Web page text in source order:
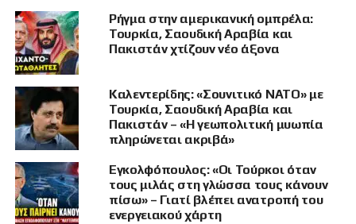
δημοσιεύματα που κυκλοφόρησαν σε
ελληνικές ιστοσελίδες.
Η εξέλιξη αυτή δεν σημαίνει ότι η Λευκωσία
εγκαταλείπει την προσπάθεια ενίσχυσης των
τεθωρακισμένων της. Αντιθέτως, το Υπουργείο
Άμυνας και το ΓΕΕΦ συνεχίζουν να αναζητούν
λύσεις, με τα ισραηλινάMerkava
παραμένουν ψηλά στη λίστα των
προτεραιοτήτων.
Η επιλογή των Merkava έχει ιδιαίτερο
Ρήγμα στην αμερικανική ομπρέλα:
Τουρκία, Σαουδική Αραβία και
Πακιστάν χτίζουν νέο άξονα
Καλεντερίδης: «Σουνιτικό ΝΑΤΟ» με
Τουρκία, Σαουδική Αραβία και
Πακιστάν – «Η γεωπολιτική μυωπία
πληρώνεται ακριβά»
Εγκολφόπουλος: «Οι Τούρκοι όταν
τους μιλάς στη γλώσσα τους κάνουν
πίσω» – Γιατί βλέπει ανατροπή του
ενεργειακού χάρτη